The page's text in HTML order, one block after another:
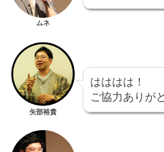
ムネ
矢部裕貴
はははは！
ご協力ありが